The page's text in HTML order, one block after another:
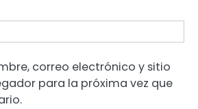
correo electrónico y sitio
para la próxima vez que